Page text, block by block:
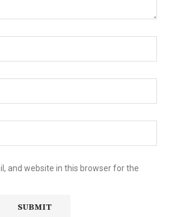
and website in this browser for the